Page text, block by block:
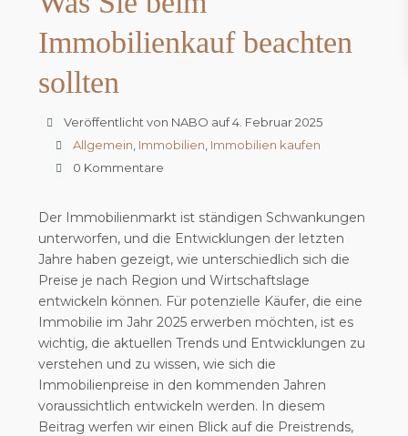
Immobilienkauf beachten
sollten
Veröffentlicht von NABO auf 4. Februar 2025
Allgemein Immobilien Immobilien kaufen
0 Kommentare
Der Immobilienmarkt ist ständigen Schwankungen
unterworfen, und die Entwicklungen der letzten
Jahre haben gezeigt, wie unterschiedlich sich die
Preise je nach Region und Wirtschaftslage
entwickeln können. Für potenzielle Käufer, die eine
Immobilie im Jahr 2025 erwerben möchten, ist es
wichtig, die aktuellen Trends und Entwicklungen zu
verstehen und zu wissen, wie sich die
Immobilienpreise in den kommenden Jahren
voraussichtlich entwickeln werden. In diesem
Beitrag werfen wir einen Blick auf die Preistrends,